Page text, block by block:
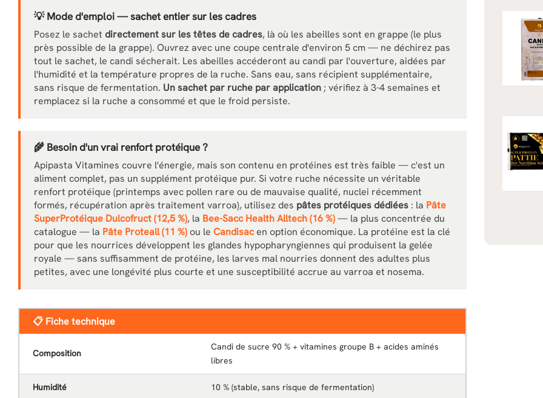
💡 Mode d'emploi — sachet entier sur les cadres
Posez le sachet directement sur les têtes de cadres, là où les abeilles sont en grappe (le plus
près possible de la grappe). Ouvrez avec une coupe centrale d'environ 5 cm — ne déchirez pas
tout le sachet, le candi sécherait. Les abeilles accéderont au candi par l'ouverture, aidées par
l'humidité et la température propres de la ruche. Sans eau, sans récipient supplémentaire,
sans risque de fermentation. Un sachet par ruche par application ; vérifiez à 3-4 semaines et
remplacez si la ruche a consommé et que le froid persiste.
🌾 Besoin d'un vrai renfort protéique ?
Apipasta Vitamines couvre l'énergie, mais son contenu en protéines est très faible — c'est un
aliment complet, pas un supplément protéique pur. Si votre ruche nécessite un véritable
renfort protéique (printemps avec pollen rare ou de mauvaise qualité, nuclei récemment
formés, récupération après traitement varroa), utilisez des pâtes protéiques dédiées : la Pâte
SuperProtéique Dulcofruct (12,5 %), la Bee-Sacc Health Alltech (16 %)— la plus concentrée du
catalogue — la Pâte Proteall (11 %)ou le Candisacen option économique. La protéine est la clé
pour que les nourrices développent les glandes hypopharyngiennes qui produisent la gelée
royale — sans suffisamment de protéine, les larves mal nourries donnent des adultes plus
petites, avec une longévité plus courte et une susceptibilité accrue au varroa et nosema.
📋 Fiche technique
Composition
Candi de sucre 90 % + vitamines groupe B + acides aminés
libres
Humidité 10 % (stable, sans risque de fermentation)